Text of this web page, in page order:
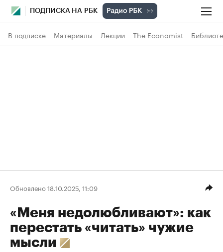
ПОДПИСКА НА РБК
В подписке Материалы Лекции The Economist
Обновлено 18.10.2025, 11:09
«Меня недолюбливают»: как
перестать «читать» чужие
мысли